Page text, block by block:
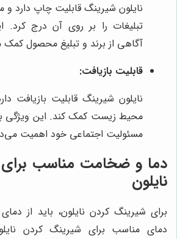
نایلون شیرینگ قابلیت چاپ دارد و
تبلیغات را بر روی آن درج کرد.
آگاهی از برند و تبلیغ محصول
قابلیت بازیافت:
نایلون شیرینگ قابلیت بازیافت
محیط زیست کمک کند. این ویژگی
مسئولیت اجتماعی خود اهمیت
دما و ضخامت مناسب
نایلون
برای شیرینگ کردن نایلون، باید از
دمای مناسب برای شیرینگ کردن